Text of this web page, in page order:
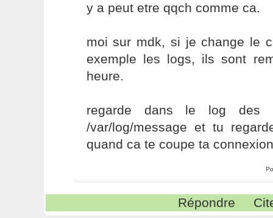
y a peut etre qqch comme ca.
moi sur mdk, si je change le
exemple les logs, ils sont
heure.
regarde dans le log des
/var/log/message et tu
quand ca te coupe ta connexion
Répondre